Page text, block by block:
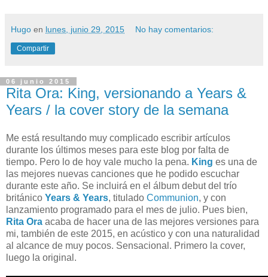
Hugo en lunes, junio 29, 2015 No hay comentarios:
Compartir
06 junio 2015
Rita Ora: King, versionando a Years &
Years / la cover story de la semana
Me está resultando muy complicado escribir artículos
durante los últimos meses para este blog por falta de
tiempo. Pero lo de hoy vale mucho la pena. King es una de
las mejores nuevas canciones que he podido escuchar
durante este año. Se incluirá en el álbum debut del trío
británico Years & Years, titulado Communion, y con
lanzamiento programado para el mes de julio. Pues bien,
Rita Ora acaba de hacer una de las mejores versiones para
mi, también de este 2015, en acústico y con una naturalidad
al alcance de muy pocos. Sensacional. Primero la cover,
luego la original.